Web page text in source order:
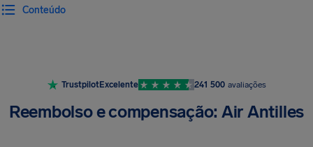
Conteúdo
TrustpilotExcelente 241 500 avaliações
Reembolso e compensação: Air Antilles